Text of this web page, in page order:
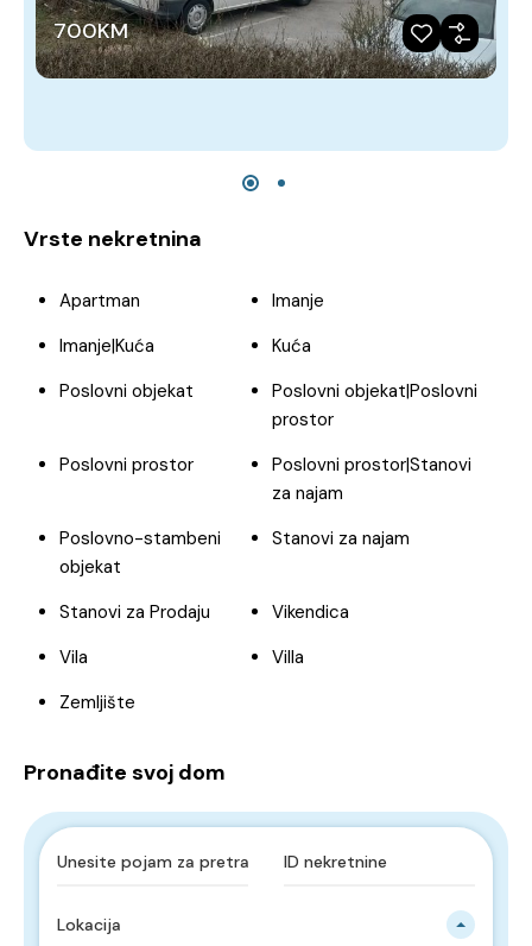
700KM
Vrste nekretnina
Apartman
Imanje
Imanje|Kuća
Kuća
Poslovni objekat
Poslovni objekat|Poslovni
prostor
Poslovni prostor
Poslovni prostor|Stanovi
za najam
Poslovno-stambeni
objekat
Stanovi za najam
Stanovi za Prodaju
Vikendica
Vila
Villa
Zemljište
Pronađite svoj dom
Lokacija